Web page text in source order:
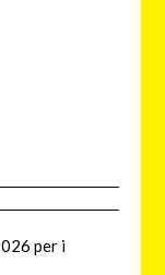
per i